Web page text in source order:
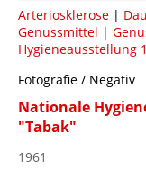
Arteriosklerose |
Genussmittel |
Hygieneausstellung
Fotografie / Negativ
Nationale
"Tabak"
1961